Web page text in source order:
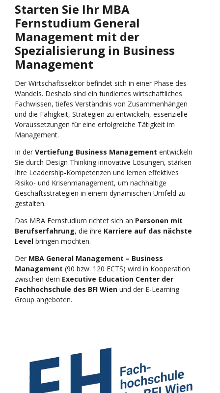
Starten Sie Ihr MBA
Fernstudium General
Management mit der
Spezialisierung in Business
Management
Der Wirtschaftssektor befindet sich in einer Phase des
Wandels. Deshalb sind ein fundiertes wirtschaftliches
Fachwissen, tiefes Verständnis von Zusammenhängen
und die Fähigkeit, Strategien zu entwickeln, essenzielle
Voraussetzungen für eine erfolgreiche Tätigkeit im
Management.
In der Vertiefung Business Management entwickeln
Sie durch Design Thinking innovative Lösungen, stärken
Ihre Leadership-Kompetenzen und lernen effektives
Risiko- und Krisenmanagement, um nachhaltige
Geschäftsstrategien in einem dynamischen Umfeld zu
gestalten.
Das MBA Fernstudium richtet sich an Personen mit
Berufserfahrung, die ihre Karriere auf das nächste
Level bringen möchten.
Der MBA General Management – Business
Management (90 bzw. 120 ECTS) wird in Kooperation
zwischen dem Executive Education Center der
Fachhochschule des BFI Wien und der E-Learning
Group angeboten.